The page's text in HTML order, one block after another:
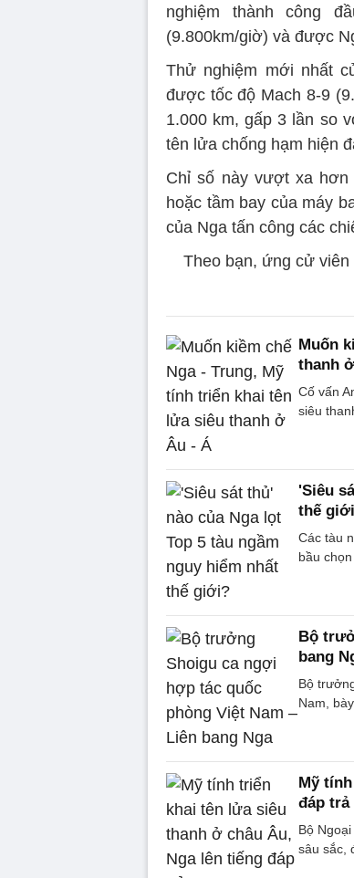
nghiệm thành công
(9.800km/giờ) và được
Thử nghiệm mới nhất
được tốc độ Mach 8-9
1.000 km, gấp 3 lần so
tên lửa chống hạm hiện
Chỉ số này vượt xa hơn
hoặc tầm bay của máy
của Nga tấn công các
Theo bạn, ứng cử
Muốn
thanh
Cố vấn
siêu
'Siêu
thế
Các tàu
bầu
Bộ
bang
Bộ
Nam,
Mỹ
đáp trả
Bộ
sâu sắc,